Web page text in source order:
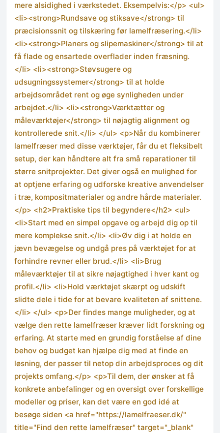
mere alsidighed i værkstedet. Eksempelvis:</p> <ul>
<li><strong>Rundsave og stiksave</strong> til
præcisionssnit og tilskæring før lamelfræsering.</li>
<li><strong>Planers og slipemaskiner</strong> til at
få flade og ensartede overflader inden fræsning.
</li> <li><strong>Støvsugere og
udsugningssystemer</strong> til at holde
arbejdsområdet rent og øge synligheden under
arbejdet.</li> <li><strong>Værktætter og
måleværktøjer</strong> til nøjagtig alignment og
kontrollerede snit.</li> </ul> <p>Når du kombinerer
lamelfræser med disse værktøjer, får du et fleksibelt
setup, der kan håndtere alt fra små reparationer til
større snitprojekter. Det giver også en mulighed for
at optjene erfaring og udforske kreative anvendelser
i træ, kompositmaterialer og andre hårde materialer.
</p> <h2>Praktiske tips til begyndere</h2> <ul>
<li>Start med en simpel opgave og arbejd dig op til
mere komplekse snit.</li> <li>Øv dig i at holde en
jævn bevægelse og undgå pres på værktøjet for at
forhindre revner eller brud.</li> <li>Brug
måleværktøjer til at sikre nøjagtighed i hver kant og
profil.</li> <li>Hold værktøjet skærpt og udskift
slidte dele i tide for at bevare kvaliteten af snittene.
</li> </ul> <p>Der findes mange muligheder, og at
vælge den rette lamelfræser kræver lidt forskning og
erfaring. At starte med en grundig forståelse af dine
behov og budget kan hjælpe dig med at finde en
løsning, der passer til netop din arbejdsproces og dit
projekts omfang.</p> <p>Til dem, der ønsker at få
konkrete anbefalinger og en oversigt over forskellige
modeller og priser, kan det være en god idé at
besøge siden <a href="https://lamelfraeser.dk/"
title="Find den rette lamelfræser" target="_blank"